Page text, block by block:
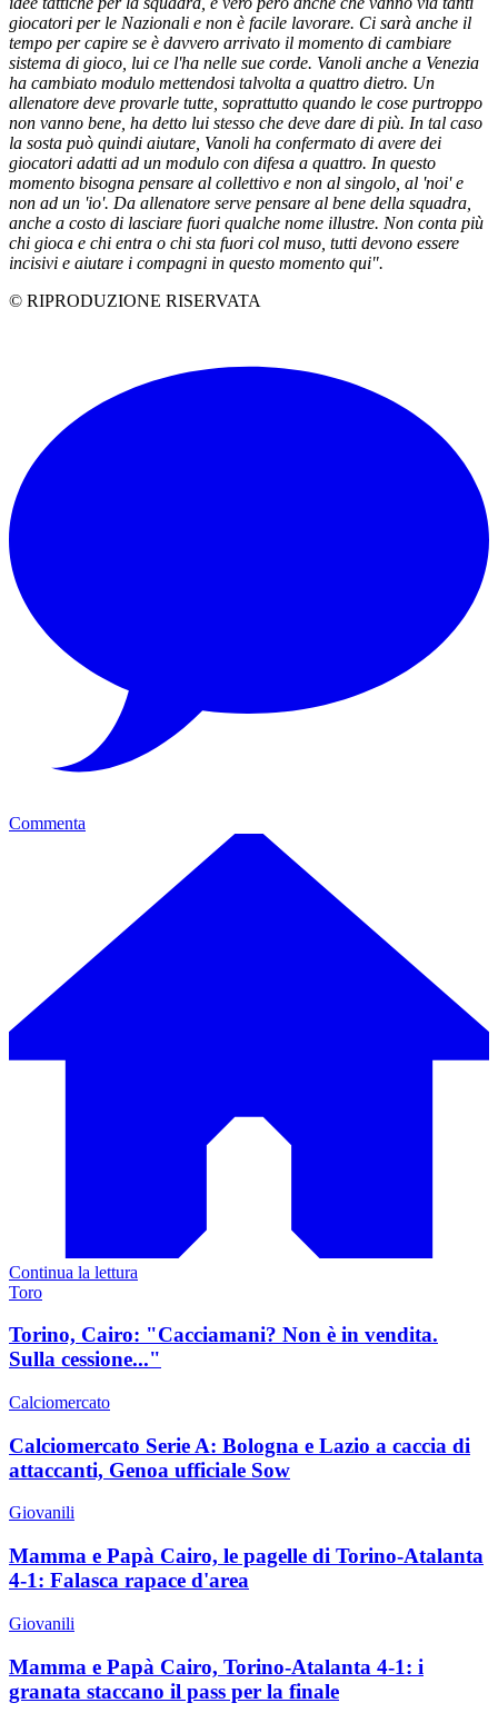
giocatori per le Nazionali e non è facile lavorare. Ci sarà anche il
tempo per capire se è davvero arrivato il momento di cambiare
sistema di gioco, lui ce l'ha nelle sue corde. Vanoli anche a Venezia
ha cambiato modulo mettendosi talvolta a quattro dietro. Un
allenatore deve provarle tutte, soprattutto quando le cose purtroppo
non vanno bene, ha detto lui stesso che deve dare di più. In tal caso
la sosta può quindi aiutare, Vanoli ha confermato di avere dei
giocatori adatti ad un modulo con difesa a quattro. In questo
momento bisogna pensare al collettivo e non al singolo, al 'noi' e
non ad un 'io'. Da allenatore serve pensare al bene della squadra,
anche a costo di lasciare fuori qualche nome illustre. Non conta più
chi gioca e chi entra o chi sta fuori col muso, tutti devono essere
incisivi e aiutare i compagni in questo momento qui".
© RIPRODUZIONE RISERVATA
Commenta
Continua la lettura
Toro
Torino, Cairo: "Cacciamani? Non è in vendita.
Sulla cessione..."
Calciomercato
Calciomercato Serie A: Bologna e Lazio a caccia di
attaccanti, Genoa ufficiale Sow
Giovanili
Mamma e Papà Cairo, le pagelle di Torino-Atalanta
4-1: Falasca rapace d'area
Giovanili
Mamma e Papà Cairo, Torino-Atalanta 4-1: i
granata staccano il pass per la finale